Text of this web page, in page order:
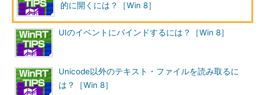
的に開くには？［Win 8］
UIのイベントにバインドするには？［Win 8］
Unicode以外のテキスト・ファイルを読み取るに
は？［Win 8］